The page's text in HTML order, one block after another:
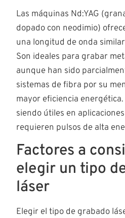
Las máquinas Nd:YAG
dopado con neodimio)
una longitud de onda
Son ideales para grabar
aunque han sido
sistemas de fibra por su
mayor eficiencia
siendo útiles en
requieren pulsos de alta
Factores a
elegir un tipo
láser
Elegir el tipo de grabado